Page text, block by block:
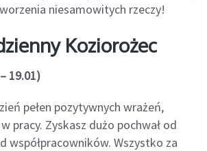
niesamowitych rzeczy!
Koziorożec
19.01)
pełen pozytywnych wrażeń,
pracy. Zyskasz dużo pochwał od
współpracowników. Wszystko za